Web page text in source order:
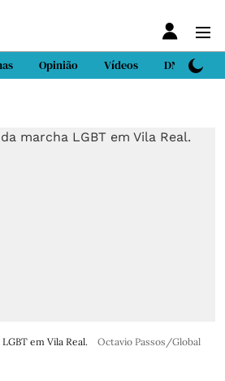
Opinião Vídeos DN Sport
em Vila Real.
Octavio Passos/Global